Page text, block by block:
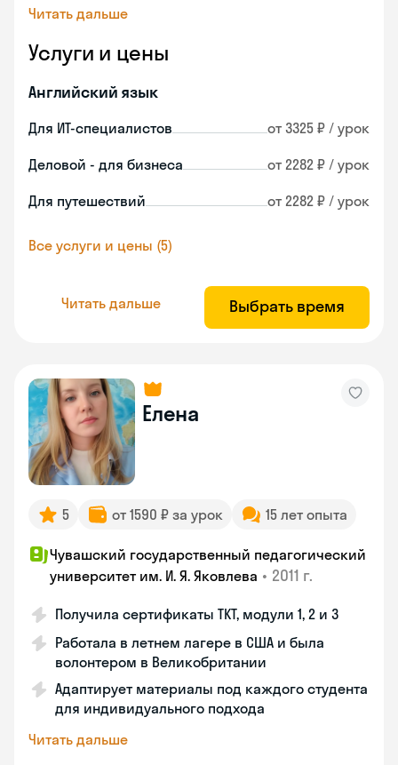
Читать дальше
Услуги и цены
Английский язык
Для ИТ-специалистов от 3325 ₽ / урок
Деловой - для бизнеса от 2282 ₽ / урок
Для путешествий от 2282 ₽ / урок
Все услуги и цены (5)
Читать дальше Выбрать время
Елена
5 от 1590 ₽ за урок 15 лет опыта
Чувашский государственный педагогический
университет им. И. Я. Яковлева • 2011 г.
Получила сертификаты TKT, модули 1, 2 и 3
Работала в летнем лагере в США и была
волонтером в Великобритании
Адаптирует материалы под каждого студента
для индивидуального подхода
Читать дальше